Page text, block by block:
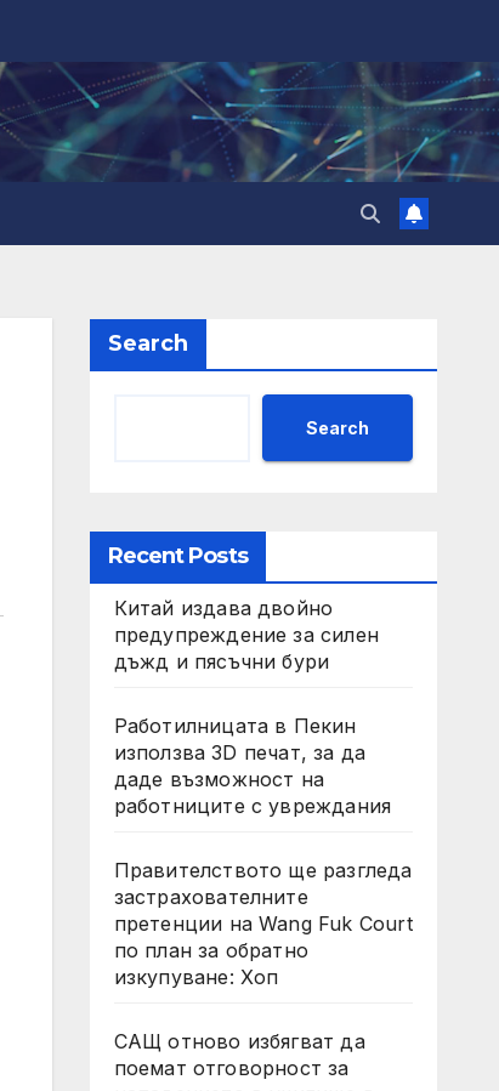
Search
Search
Recent Posts
Китай издава двойно
предупреждение за силен
дъжд и пясъчни бури
Работилницата в Пекин
използва 3D печат, за да
даде възможност на
работниците с увреждания
Правителството ще разгледа
застрахователните
претенции на Wang Fuk Court
по план за обратно
изкупуване: Хоп
САЩ отново избягват да
поемат отговорност за